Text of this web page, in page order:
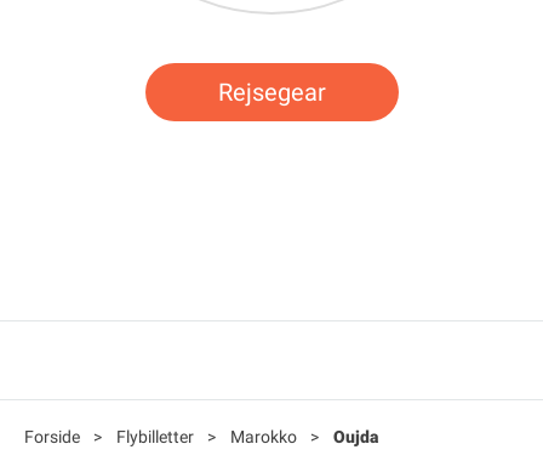
Rejsegear
Forside > Flybilletter > Marokko > Oujda